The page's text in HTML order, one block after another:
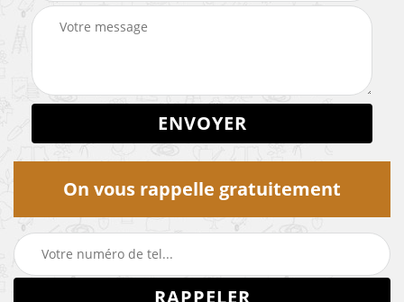
On vous rappelle gratuitement